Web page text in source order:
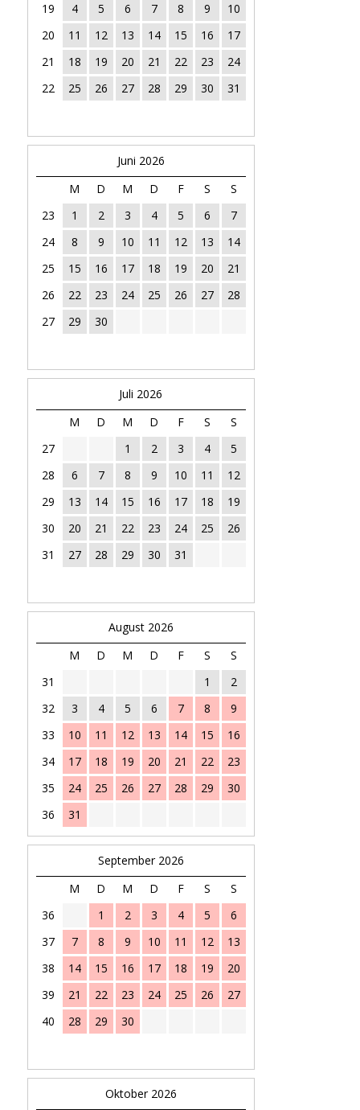
19
4 5 6 7 8 9
10
20
11 12 13 14 15 16
17
21
18 19 20 21 22 23
24
22
25 26 27 28 29 30 31
Juni 2026
M
D M D F S
S
23
1 2 3 4 5 6
7
24
8 9 10 11 12 13
14
25
15 16 17 18 19 20
21
26
22 23 24 25 26 27
28
27
29 30
Juli 2026
M
D M D F S
S
27
1 2 3 4
5
28
6 7 8 9 10 11
12
29
13 14 15 16 17 18
19
30
20 21 22 23 24 25
26
31
27 28 29 30 31
August 2026
M
D M D F S
S
31
1
2
32
3 4 5 6 7 8
9
33
10 11 12 13 14 15
16
34
17 18 19 20 21 22
23
35
24 25 26 27 28 29
30
36
31
September 2026
M
D M D F S
S
36
1 2 3 4 5
6
37
7 8 9 10 11 12
13
38
14 15 16 17 18 19
20
39
21 22 23 24 25 26
27
40
28 29 30
Oktober 2026